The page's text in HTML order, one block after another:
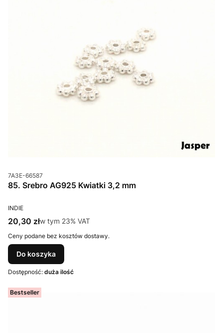
Kod produktu
7A3E-66587
85. Srebro AG925 Kwiatki 3,2 mm
PRODUCENT
INDIE
Cena brutto
20,30 złw tym %s VAT
w tym 23% VAT
Ceny podane bez kosztów dostawy.
Do koszyka
Dostępność: duża ilość
Bestseller